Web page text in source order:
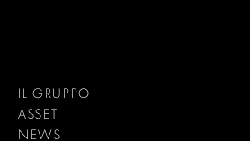
IL GRUPPO
ASSET
NEWS